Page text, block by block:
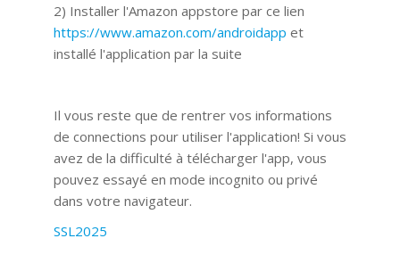
2) Installer l'Amazon appstore par ce lien
https://www.amazon.com/androidapp et
installé l'application par la suite
Il vous reste que de rentrer vos informations
de connections pour utiliser l'application! Si vous
avez de la difficulté à télécharger l'app, vous
pouvez essayé en mode incognito ou privé
dans votre navigateur.
SSL2025